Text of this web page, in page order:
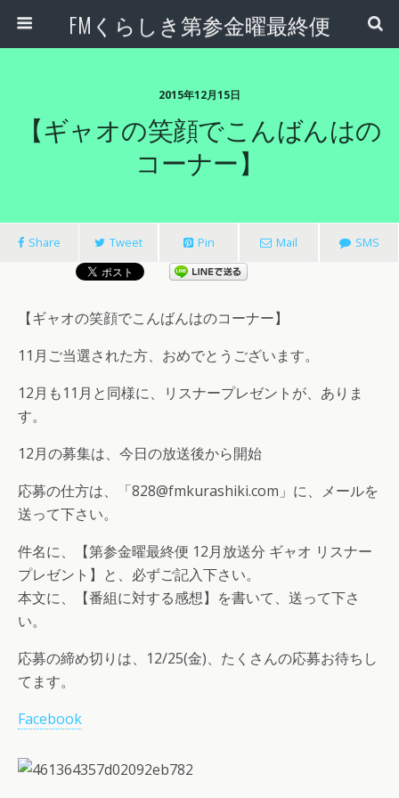
FMくらしき第参金曜最終便
2015年12月15日
【ギャオの笑顔でこんばんはの
コーナー】
Share Tweet Pin Mail SMS
【ギャオの笑顔でこんばんはのコーナー】
11月ご当選された方、おめでとうございます。
12月も11月と同様に、リスナープレゼントが、ありま
す。
12月の募集は、今日の放送後から開始
応募の仕方は、「828@fmkurashiki.com」に、メールを
送って下さい。
件名に、【第参金曜最終便 12月放送分 ギャオ リスナー
プレゼント】と、必ずご記入下さい。
本文に、【番組に対する感想】を書いて、送って下さ
い。
応募の締め切りは、12/25(金)、たくさんの応募お待ちし
てます。
Facebook